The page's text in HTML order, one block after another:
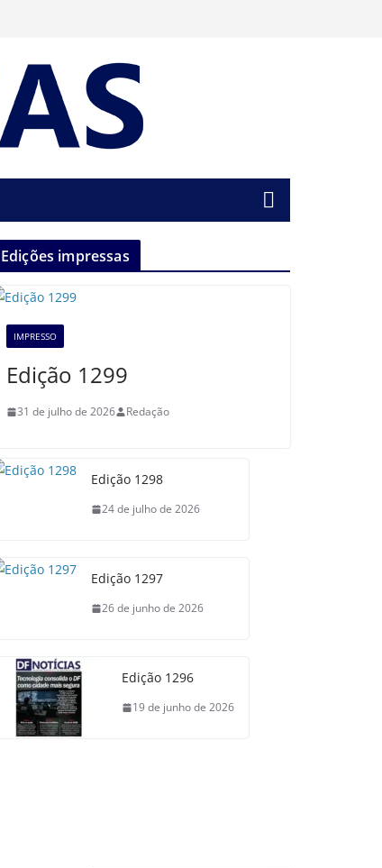
Edições impressas
IMPRESSO
Edição 1299
31 de julho de 2026 Redação
Edição 1298
24 de julho de 2026
Edição 1297
26 de junho de 2026
Edição 1296
19 de junho de 2026